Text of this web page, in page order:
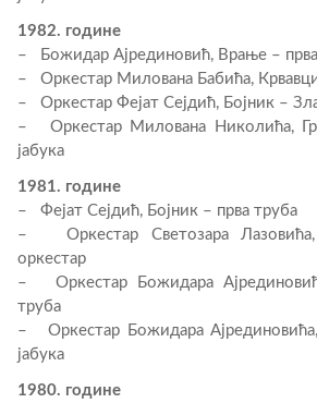
1982. године
– Божидар Ајрединовић, Врање –
– Оркестар Милована Бабића,
– Оркестар Фејат Сејдић, Бојник –
– Оркестар Милована Николића,
јабука
1981. године
– Фејат Сејдић, Бојник – прва труба
– Оркестар Светозара
оркестар
– Оркестар Божидара
труба
– Оркестар Божидара
јабука
1980. године